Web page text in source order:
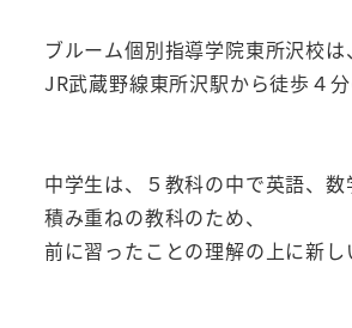
ブルーム個別指導学院東所沢校は、
JR武蔵野線東所沢駅から徒歩４
中学生は、５教科の中で英語、数
積み重ねの教科のため、
前に習ったことの理解の上に新し